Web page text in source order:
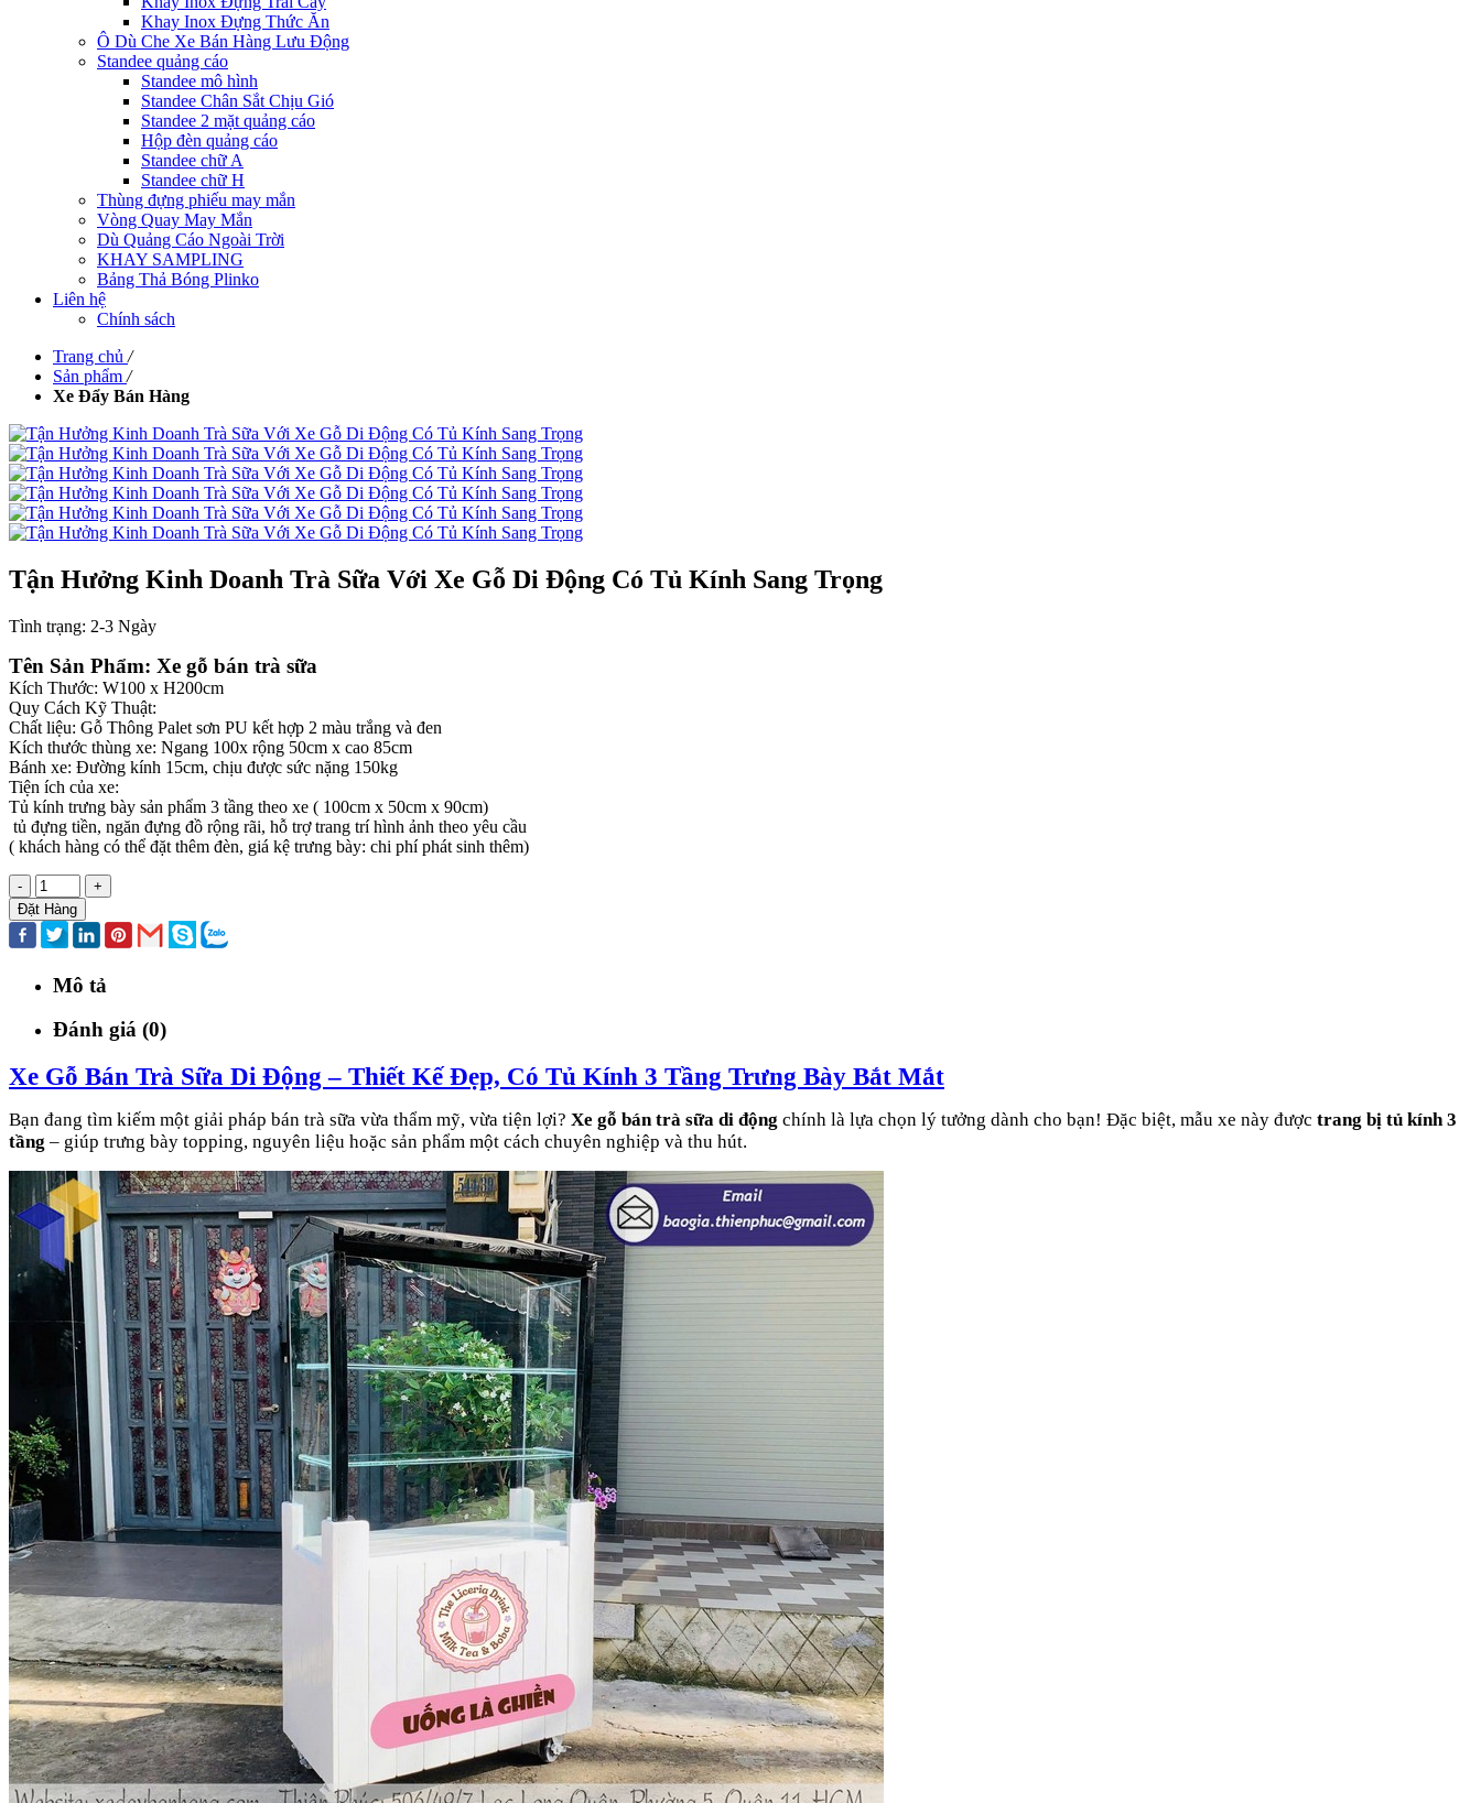
Khay Inox Đựng Thức Ăn
Ô Dù Che Xe Bán Hàng Lưu Động
Standee quảng cáo
Standee mô hình
Standee Chân Sắt Chịu Gió
Standee 2 mặt quảng cáo
Hộp đèn quảng cáo
Standee chữ A
Standee chữ H
Thùng đựng phiếu may mắn
Vòng Quay May Mắn
Dù Quảng Cáo Ngoài Trời
KHAY SAMPLING
Bảng Thả Bóng Plinko
Liên hệ
Chính sách
Trang chủ /
Sản phẩm /
Xe Đẩy Bán Hàng
Tận Hưởng Kinh Doanh Trà Sữa Với Xe Gỗ Di Động Có Tủ Kính Sang Trọng
Tình trạng: 2-3 Ngày
Tên Sản Phẩm: Xe gỗ bán trà sữa
Kích Thước: W100 x H200cm
Quy Cách Kỹ Thuật:
Chất liệu: Gỗ Thông Palet sơn PU kết hợp 2 màu trắng và đen
Kích thước thùng xe: Ngang 100x rộng 50cm x cao 85cm
Bánh xe: Đường kính 15cm, chịu được sức nặng 150kg
Tiện ích của xe:
Tủ kính trưng bày sản phẩm 3 tầng theo xe ( 100cm x 50cm x 90cm)
tủ đựng tiền, ngăn đựng đồ rộng rãi, hỗ trợ trang trí hình ảnh theo yêu cầu
( khách hàng có thể đặt thêm đèn, giá kệ trưng bày: chi phí phát sinh thêm)
-
+
Đặt Hàng
Mô tả
Đánh giá (0)
Xe Gỗ Bán Trà Sữa Di Động – Thiết Kế Đẹp, Có Tủ Kính 3 Tầng Trưng Bày Bắt Mắt
Bạn đang tìm kiếm một giải pháp bán trà sữa vừa thẩm mỹ, vừa tiện lợi? Xe gỗ bán trà sữa di động chính là lựa chọn lý tưởng dành cho bạn! Đặc biệt, mẫu xe này được trang bị tủ kính 3
tầng – giúp trưng bày topping, nguyên liệu hoặc sản phẩm một cách chuyên nghiệp và thu hút.